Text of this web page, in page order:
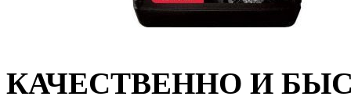
КАЧЕСТВЕННО И